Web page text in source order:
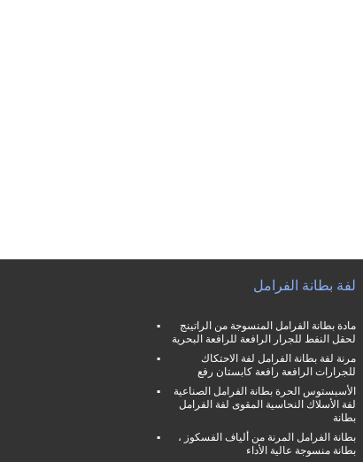
لفة بطانة الفرامل
مادة بطانة الفرامل المنسوجة من الراتينج
لحقل النفط للجرار الرافعة للرافعة البحرية
مرنة لفة بطانة الفرامل لفة الاحتكاك
للجرارات الرافعة رافعة كابستان رفع
الأسبستوس الحرة بطانة الفرامل الصناعية
لفة الأسلاك النحاسية المقوى لفة الفرامل
بطانة
بطانة الفرامل المرنة من ألياف الفسكوز ،
بطانة منسوجة عالية الأداء